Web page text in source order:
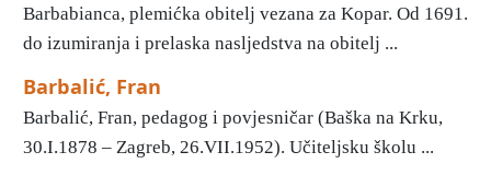
Barbabianca, plemićka obitelj vezana za Kopar. Od 1691.
do izumiranja i prelaska nasljedstva na obitelj ...
Barbalić, Fran
Barbalić, Fran, pedagog i povjesničar (Baška na Krku,
30.I.1878 – Zagreb, 26.VII.1952). Učiteljsku školu ...